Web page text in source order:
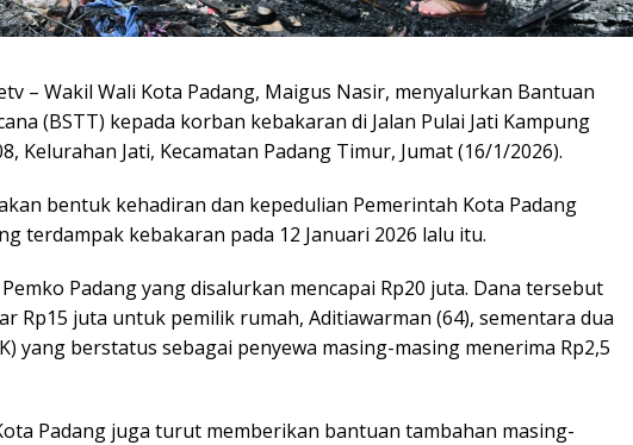
– Wakil Wali Kota Padang, Maigus Nasir, menyalurkan Bantuan
(BSTT) kepada korban kebakaran di Jalan Pulai Jati Kampung
Kelurahan Jati, Kecamatan Padang Timur, Jumat (16/1/2026).
bentuk kehadiran dan kepedulian Pemerintah Kota Padang
terdampak kebakaran pada 12 Januari 2026 lalu itu.
Padang yang disalurkan mencapai Rp20 juta. Dana tersebut
Rp15 juta untuk pemilik rumah, Aditiawarman (64), sementara dua
yang berstatus sebagai penyewa masing-masing menerima Rp2,5
Padang juga turut memberikan bantuan tambahan masing-